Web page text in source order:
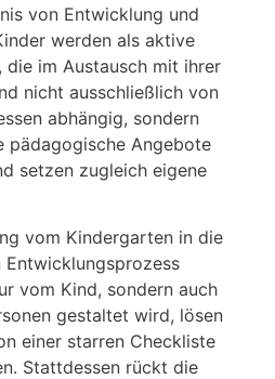
von Entwicklung und
werden als aktive
die im Austausch mit ihrer
nicht ausschließlich von
abhängig, sondern
pädagogische Angebote
setzen zugleich eigene
vom Kindergarten in die
Entwicklungsprozess
vom Kind, sondern auch
gestaltet wird, lösen
einer starren Checkliste
Stattdessen rückt die